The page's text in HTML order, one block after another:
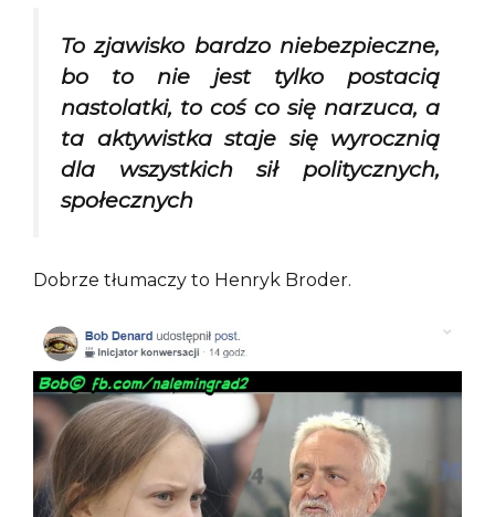
To zjawisko bardzo niebezpieczne,
bo to nie jest tylko postacią
nastolatki, to coś co się narzuca, a
ta aktywistka staje się wyrocznią
dla wszystkich sił politycznych,
społecznych
Dobrze tłumaczy to Henryk Broder.